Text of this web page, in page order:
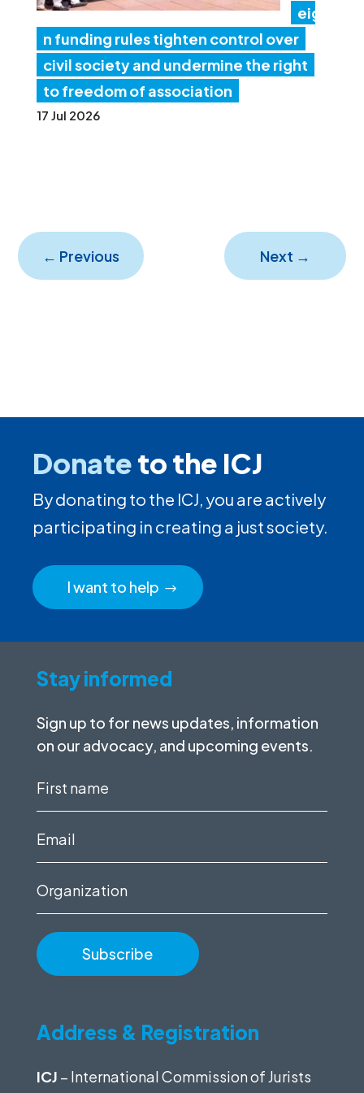
eig
n funding rules tighten control over
civil society and undermine the right
to freedom of association
17 Jul 2026
← Previous Next →
Donateto the ICJ
By donating to the ICJ, you are actively
participating in creating a just society.
I want to help
Stay informed
Sign up to for news updates, information
on our advocacy, and upcoming events.
First
name
(Required)
Email
(Required)
Organization
Address & Registration
ICJ – International Commission of Jurists